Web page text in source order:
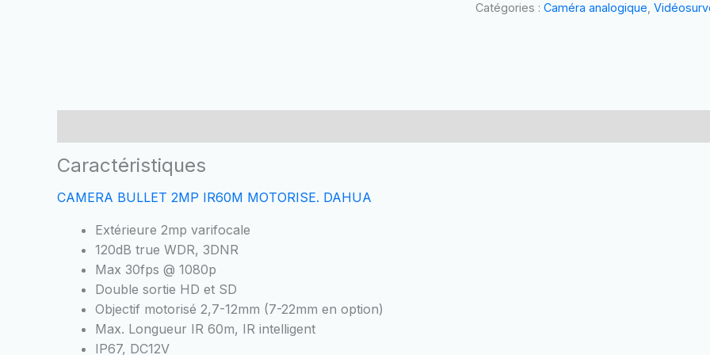
Catégories : Caméra analogique
Caractéristiques
CAMERA BULLET 2MP IR60M MOTORISE. DAHUA
Extérieure 2mp varifocale
120dB true WDR, 3DNR
Max 30fps @ 1080p
Double sortie HD et SD
Objectif motorisé 2,7-12mm (7-22mm en option)
Max. Longueur IR 60m, IR intelligent
IP67, DC12V